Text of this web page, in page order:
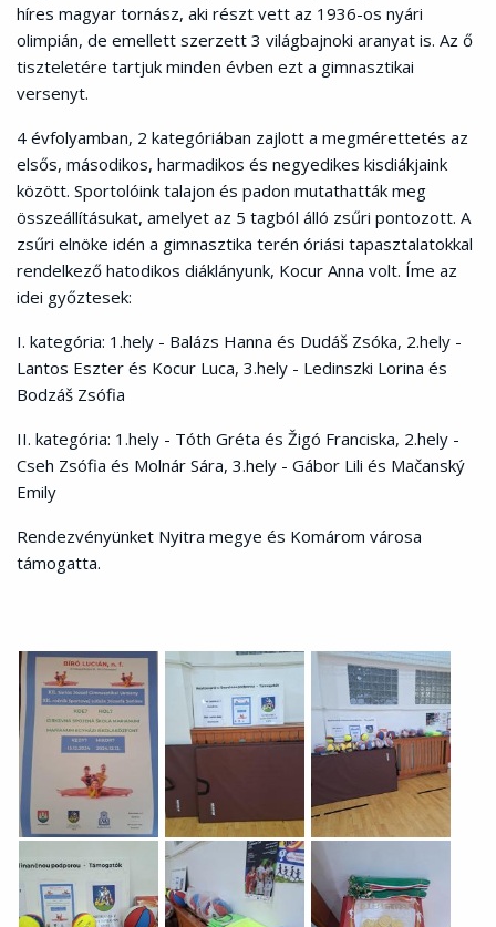
híres magyar tornász, aki részt vett az 1936-os nyári
olimpián, de emellett szerzett 3 világbajnoki aranyat is. Az ő
tiszteletére tartjuk minden évben ezt a gimnasztikai
versenyt.
4 évfolyamban, 2 kategóriában zajlott a megmérettetés az
elsős, másodikos, harmadikos és negyedikes kisdiákjaink
között. Sportolóink talajon és padon mutathatták meg
összeállításukat, amelyet az 5 tagból álló zsűri pontozott. A
zsűri elnöke idén a gimnasztika terén óriási tapasztalatokkal
rendelkező hatodikos diáklányunk, Kocur Anna volt. Íme az
idei győztesek:
I. kategória: 1.hely - Balázs Hanna és Dudáš Zsóka, 2.hely -
Lantos Eszter és Kocur Luca, 3.hely - Ledinszki Lorina és
Bodzáš Zsófia
II. kategória: 1.hely - Tóth Gréta és Žigó Franciska, 2.hely -
Cseh Zsófia és Molnár Sára, 3.hely - Gábor Lili és Mačanský
Emily
Rendezvényünket Nyitra megye és Komárom városa
támogatta.